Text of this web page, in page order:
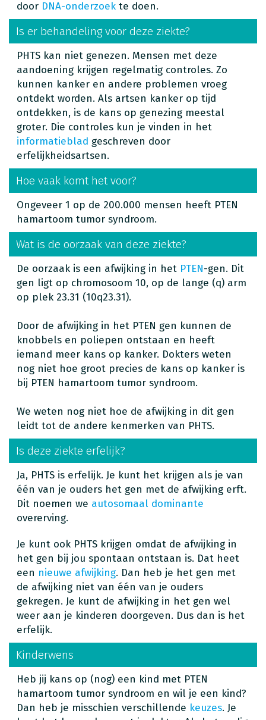
door DNA-onderzoek te doen.
Is er behandeling voor deze ziekte?
PHTS kan niet genezen. Mensen met deze
aandoening krijgen regelmatig controles. Zo
kunnen kanker en andere problemen vroeg
ontdekt worden. Als artsen kanker op tijd
ontdekken, is de kans op genezing meestal
groter. Die controles kun je vinden in het
informatieblad geschreven door
erfelijkheidsartsen.
Hoe vaak komt het voor?
Ongeveer 1 op de 200.000 mensen heeft PTEN
hamartoom tumor syndroom.
Wat is de oorzaak van deze ziekte?
De oorzaak is een afwijking in het PTEN-gen. Dit
gen ligt op chromosoom 10, op de lange (q) arm
op plek 23.31 (10q23.31).
Door de afwijking in het PTEN gen kunnen de
knobbels en poliepen ontstaan en heeft
iemand meer kans op kanker. Dokters weten
nog niet hoe groot precies de kans op kanker is
bij PTEN hamartoom tumor syndroom.
We weten nog niet hoe de afwijking in dit gen
leidt tot de andere kenmerken van PHTS.
Is deze ziekte erfelijk?
Ja, PHTS is erfelijk. Je kunt het krijgen als je van
één van je ouders het gen met de afwijking erft.
Dit noemen we autosomaal dominante
overerving.
Je kunt ook PHTS krijgen omdat de afwijking in
het gen bij jou spontaan ontstaan is. Dat heet
een nieuwe afwijking. Dan heb je het gen met
de afwijking niet van één van je ouders
gekregen. Je kunt de afwijking in het gen wel
weer aan je kinderen doorgeven. Dus dan is het
erfelijk.
Kinderwens
Heb jij kans op (nog) een kind met PTEN
hamartoom tumor syndroom en wil je een kind?
Dan heb je misschien verschillende keuzes. Je